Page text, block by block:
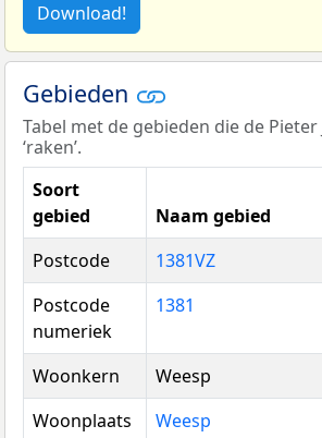
Download!
Gebieden
Tabel met de gebieden die de
‘raken’.
Soort
gebied
Naam gebied
Postcode
1381VZ
Postcode
numeriek
1381
Woonkern Weesp
Woonplaats
Weesp